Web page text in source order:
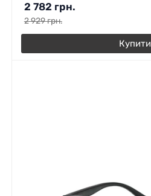
2 782 грн.
2 929грн.
Купити